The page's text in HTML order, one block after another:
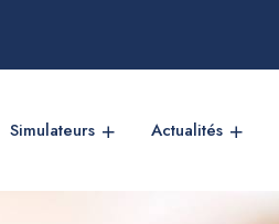
Simulateurs Actualités